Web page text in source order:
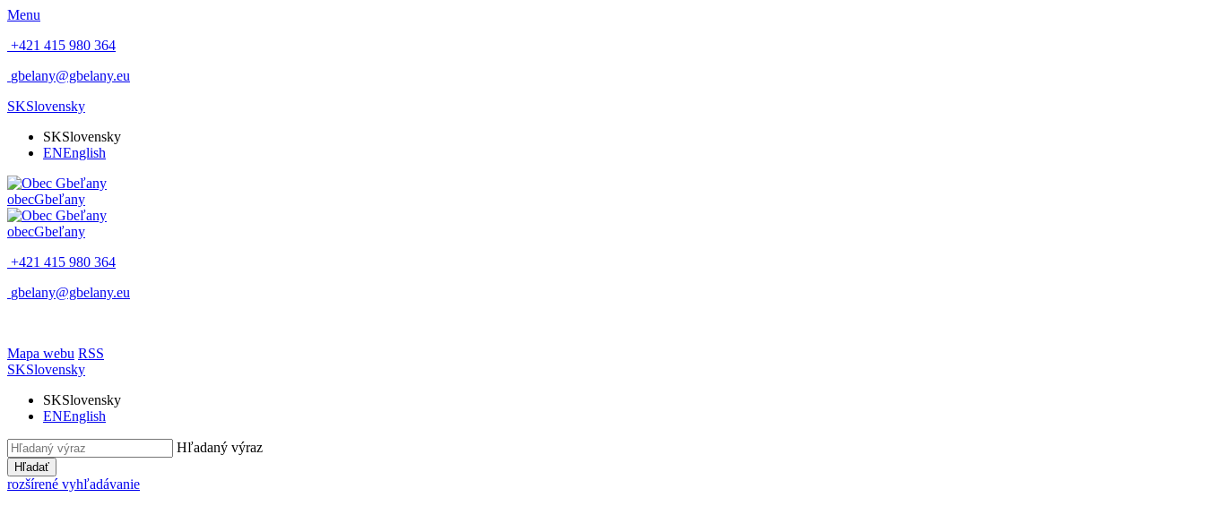
Menu
+421 415 980 364
gbelany@gbelany.eu
SKSlovensky
SKSlovensky
ENEnglish
obecGbeľany
obecGbeľany
+421 415 980 364
gbelany@gbelany.eu
Mapa webu RSS
SKSlovensky
SKSlovensky
ENEnglish
Hľadaný výraz
Hľadať
rozšírené vyhľadávanie